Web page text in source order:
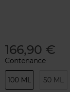
166,90 €
Contenance
100 ML 50 ML